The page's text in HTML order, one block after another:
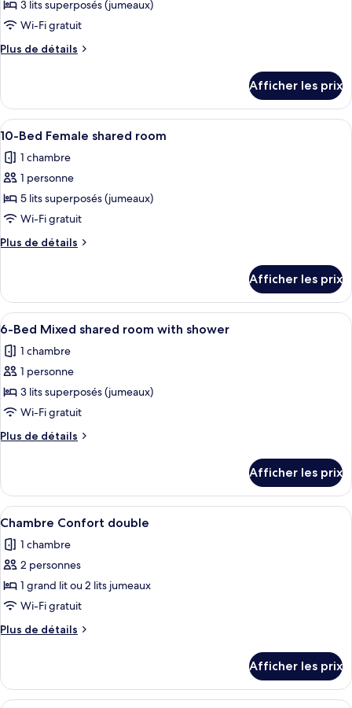
Shower
pour
ce
type
de
6-
Bed
Mixed
shared
room
with
shower
3 lits superposés (jumeaux)
Wi-Fi gratuit
Plus de détails
Plus
6-
Bed
Mixed
room
with
Afficher les prix
Afficher
toutes
les
photos
pour
ce
type
de
10-
Bed
Female
shared
room
Une chambre avec des lits
5
10-Bed Female shared room
1 chambre
1 personne
5 lits superposés (jumeaux)
Wi-Fi gratuit
Plus de détails
Plus
10-
Bed
Female
room
Afficher les prix
Afficher
toutes
les
photos
pour
ce
type
de
6-
Bed
Mixed
shared
room
with
shower
Un couloir doté d’étagères intégrées,
1
6-Bed Mixed shared room with shower
1 chambre
1 personne
3 lits superposés (jumeaux)
Wi-Fi gratuit
Plus de détails
Plus
6-
Bed
Mixed
room
with
Afficher les prix
Afficher
toutes
les
photos
pour
ce
type
de
Chambre
Confort
Un lit bien fait, avec du linge de lit
1
Chambre Confort double
1 chambre
2 personnes
1 grand lit ou 2 lits jumeaux
Wi-Fi gratuit
Plus de détails
Plus
Chambre
Confort
Afficher les prix
Chambre Deluxe double | Système